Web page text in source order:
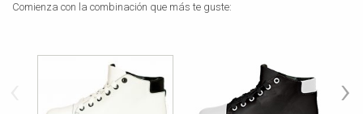
Comienza con la combinación que más te guste:
›